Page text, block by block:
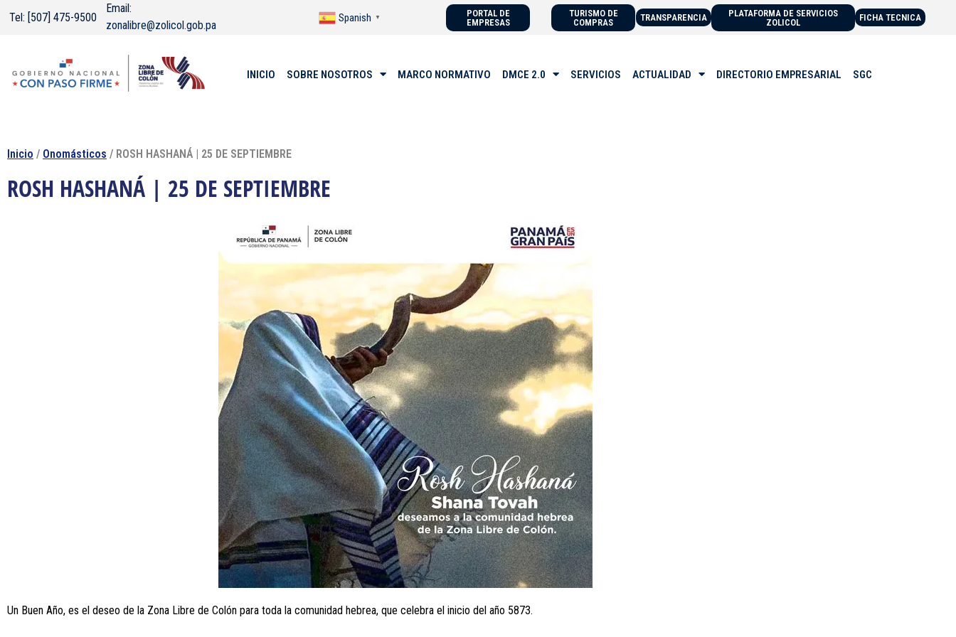
Tel: [507] 475-9500
Email:
zonalibre@zolicol.gob.pa
Spanish ▼
PORTAL DE
EMPRESAS
TURISMO DE
COMPRAS
TRANSPARENCIA
PLATAFORMA DE SERVICIOS
ZOLICOL
FICHA TECNICA
INICIO SOBRE NOSOTROS MARCO NORMATIVO DMCE 2.0 SERVICIOS ACTUALIDAD DIRECTORIO EMPRESARIAL SGC
Inicio / Onomásticos / ROSH HASHANÁ | 25 DE SEPTIEMBRE
ROSH HASHANÁ | 25 DE SEPTIEMBRE
Un Buen Año, es el deseo de la Zona Libre de Colón para toda la comunidad hebrea, que celebra el inicio del año 5873.